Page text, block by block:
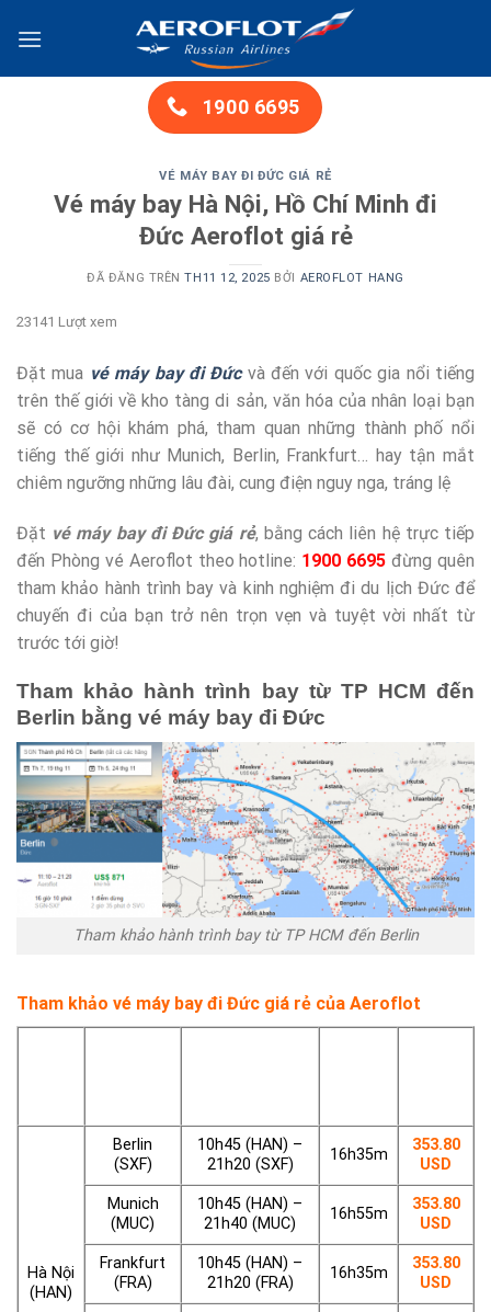
đến
1900 6695
VÉ MÁY BAY ĐI ĐỨC GIÁ RẺ
Vé máy bay Hà Nội, Hồ Chí Minh đi
Đức Aeroflot giá rẻ
ĐÃ ĐĂNG TRÊNTH11 12, 2025 BỞI AEROFLOT HANG
23141 Lượt xem
Đặt mua vé máy bay đi Đứcvà đến với quốc gia nổi tiếng
trên thế giới về kho tàng di sản, văn hóa của nhân loại bạn
sẽ có cơ hội khám phá, tham quan những thành phố nổi
tiếng thế giới như Munich, Berlin, Frankfurt… hay tận mắt
chiêm ngưỡng những lâu đài, cung điện nguy nga, tráng lệ
Đặt vé máy bay đi Đức giá rẻ, bằng cách liên hệ trực tiếp
đến Phòng vé Aeroflot theo hotline: 1900 6695 đừng quên
tham khảo hành trình bay và kinh nghiệm đi du lịch Đức để
chuyến đi của bạn trở nên trọn vẹn và tuyệt vời nhất từ
trước tới giờ!
Tham khảo hành trình bay từ TP HCM đến
Berlin bằng vé máy bay đi Đức
Tham khảo hành trình bay từ TP HCM đến Berlin
Tham khảo vé máy bay đi Đức giá rẻ của Aeroflot
Hà Nội
(HAN)
Berlin
(SXF)
10h45 (HAN) –
21h20 (SXF)
16h35m
353.80
USD
Munich
(MUC)
10h45 (HAN) –
21h40 (MUC)
16h55m
353.80
USD
Frankfurt
(FRA)
10h45 (HAN) –
21h20 (FRA)
16h35m
353.80
USD